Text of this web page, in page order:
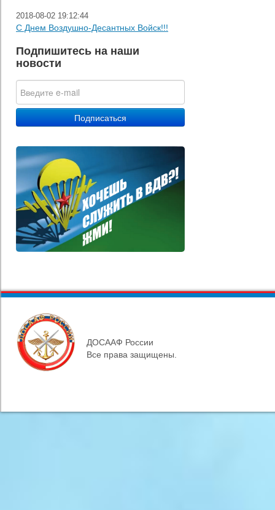
2018-08-02 19:12:44
С Днем Воздушно-Десантных Войск!!!
Подпишитесь на наши
новости
ДОСААФ России
Все права защищены.